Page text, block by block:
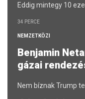
Eddig mintegy 10
34 PERCE
NEMZETKÖZI
Benjamin
gázai
Nem bíznak Trump